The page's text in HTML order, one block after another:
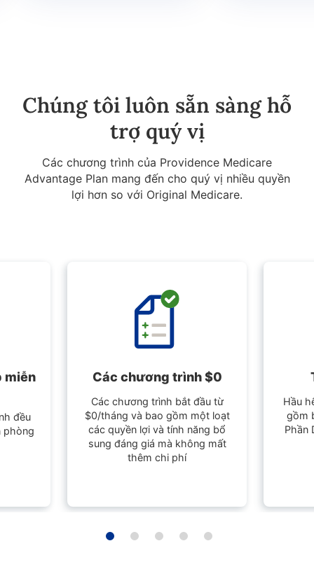
Chúng tôi luôn sẵn sàng hỗ
trợ quý vị
Các chương trình của Providence Medicare
Advantage Plan mang đến cho quý vị nhiều quyền
lợi hơn so với Original Medicare.
miễn
đều
phòng
Các chương trình $0
Các chương trình bắt đầu từ
$0/tháng và bao gồm một loạt
các quyền lợi và tính năng bổ
sung đáng giá mà không mất
thêm chi phí
Hầu
gồm
Phần